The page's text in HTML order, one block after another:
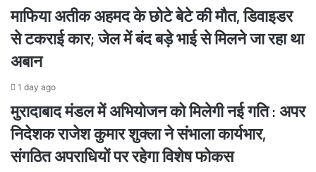
माफिया अतीक अहमद के छोटे बेटे की मौत, डिवाइडर
से टकराई कार; जेल में बंद बड़े भाई से मिलने जा रहा था
अबान
1 day ago
मुरादाबाद मंडल में अभियोजन को मिलेगी नई गति : अपर
निदेशक राजेश कुमार शुक्ला ने संभाला कार्यभार,
संगठित अपराधियों पर रहेगा विशेष फोकस